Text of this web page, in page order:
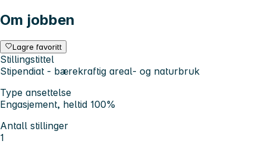
Om jobben
Lagre favoritt
Stillingstittel
Stipendiat - bærekraftig areal- og naturbruk
Type ansettelse
Engasjement, heltid 100%
Antall stillinger
1